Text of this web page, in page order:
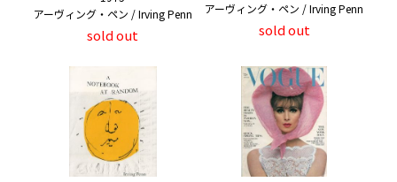
アーヴィング・ペン / Irving Penn
sold out
アーヴィング・ペン / Irving Penn
sold out